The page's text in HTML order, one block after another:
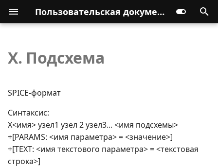
Пользовательская документация
X. Подсхема
SPICE-формат
Синтаксис:
X<имя> узел1 узел 2 узел3... <имя подсхемы>
+[PARAMS: <имя параметра> = <значение>]
+[TEXT: <имя текстового параметра> = <текстовая
строка>]